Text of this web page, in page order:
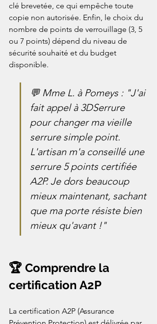
clé brevetée, ce qui empêche toute
copie non autorisée. Enfin, le choix du
nombre de points de verrouillage (3, 5
ou 7 points) dépend du niveau de
sécurité souhaité et du budget
disponible.
💬 Mme L. à Pomeys : "J'ai
fait appel à 3DSerrure
pour changer ma vieille
serrure simple point.
L'artisan m'a conseillé une
serrure 5 points certifiée
A2P. Je dors beaucoup
mieux maintenant, sachant
que ma porte résiste bien
mieux qu'avant !"
🏆 Comprendre la
certification A2P
La certification A2P (Assurance